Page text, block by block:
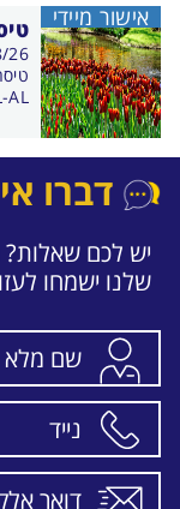
בין
26
AL
אישור מיידי
דברו
יש לכם שאלות?
שלנו ישמחו